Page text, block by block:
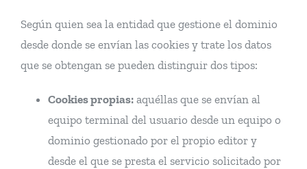
Según quien sea la entidad que gestione el dominio
desde donde se envían las cookies y trate los datos
que se obtengan se pueden distinguir dos tipos:
Cookies propias: aquéllas que se envían al
equipo terminal del usuario desde un equipo o
dominio gestionado por el propio editor y
desde el que se presta el servicio solicitado por